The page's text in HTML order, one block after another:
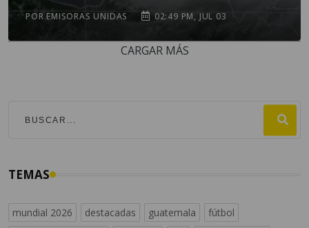
POR EMISORAS UNIDAS 02:49 PM, JUL 03
CARGAR MÁS
TEMAS
mundial 2026 destacadas guatemala
fútbol